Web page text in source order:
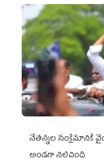
నేతన్నల సంక్షేమానికి
అండగా నిలిచింది